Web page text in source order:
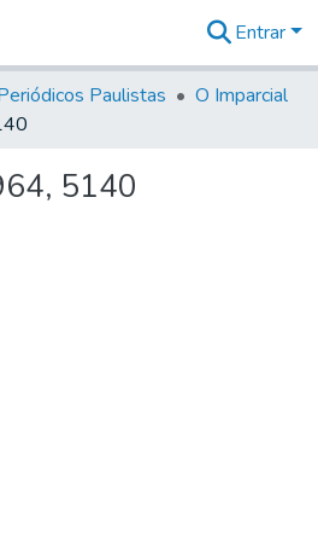
&
Coleções
Tudo na
Digital
Entrar
Paulistas
O Imparcial
5140